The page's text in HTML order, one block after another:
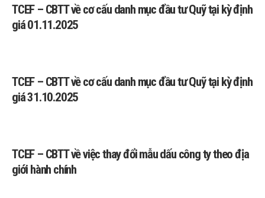
TCEF – CBTT về cơ cấu danh mục đầu tư Quỹ tại kỳ định
giá 01.11.2025
TCEF – CBTT về cơ cấu danh mục đầu tư Quỹ tại kỳ định
giá 31.10.2025
TCEF – CBTT về việc thay đổi mẫu dấu công ty theo địa
giới hành chính